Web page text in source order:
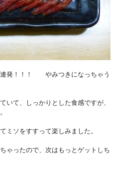
連発！！！ やみつきになっちゃう
いて、しっかりとした食感ですが、
ミソをすすって楽しみました。
ゃったので、次はもっとゲットしち